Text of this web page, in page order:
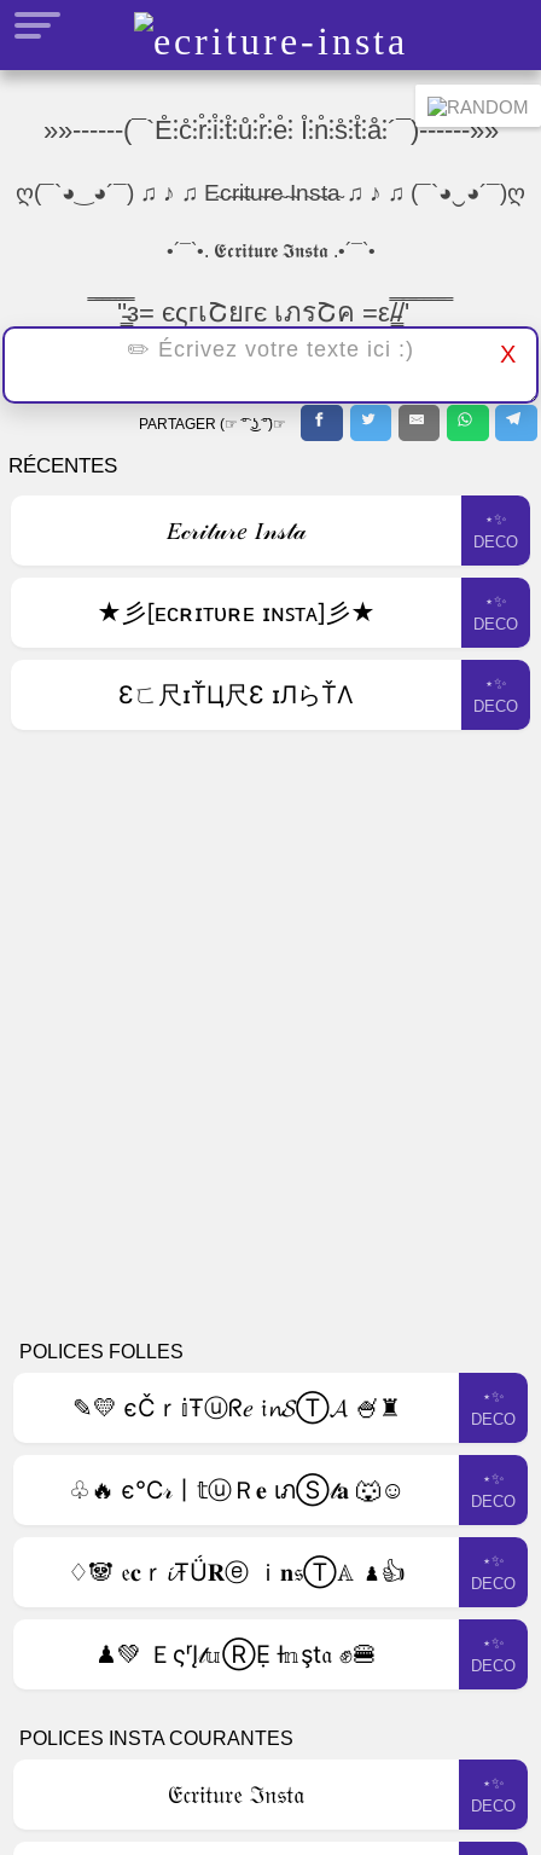
»»------(¯`E̊⫶c̊⫶r̊⫶i̊⫶t̊⫶ů⫶r̊⫶e̊⫶ I̊⫶n̊⫶s̊⫶t̊⫶å⫶´¯)------»»
ღ(¯`◕‿◕´¯) ♫ ♪ ♫ E̴c̴r̴i̴t̴u̴r̴e̴ ̴I̴n̴s̴t̴a̴ ♫ ♪ ♫ (¯`◕‿◕´¯)ღ
•´¯`•. 𝕰𝖈𝖗𝖎𝖙𝖚𝖗𝖊 𝕴𝖓𝖘𝖙𝖆 .•´¯`•
̿̿ ̿̿ ̿̿ ̿'̿'̵͇̿̿з= єςгเՇยгє เภรՇค =ε/̵͇̿̿/'̿̿ ̿ ̿ ̿ ̿ ̿
X
PARTAGER (☞ ͡° ͜ʖ ͡°)☞
RÉCENTES
𝐸𝒸𝓇𝒾𝓉𝓊𝓇𝑒 𝐼𝓃𝓈𝓉𝒶
⋆✨
DECO
★彡[ᴇᴄʀɪᴛᴜʀᴇ ɪɴꜱᴛᴀ]彡★
⋆✨
DECO
Ɛㄈ尺ɪŤЦ尺Ɛ ɪЛらŤΛ
⋆✨
DECO
POLICES FOLLES
✎💛 єČｒ𝕚Ŧⓤᖇ𝑒 𝔦𝓷𝓢Ⓣ𝓐 🍧♜
⋆✨
DECO
♧🔥 є℃𝓇丨𝕥ⓤＲ𝐞 ιภⓈ𝓉𝐚 🐺☺
⋆✨
DECO
♢🐼 𝔢𝐜ｒ𝓲ŦǗ𝐑ⓔ ｉ𝐧𝔰Ⓣ𝔸 ♟👍
⋆✨
DECO
♟💚 ＥςʳĮ𝓉𝕦ⓇẸ Ɨ𝕟şt𝔞 ✊🍔
⋆✨
DECO
POLICES INSTA COURANTES
𝔈𝔠𝔯𝔦𝔱𝔲𝔯𝔢 ℑ𝔫𝔰𝔱𝔞
⋆✨
DECO